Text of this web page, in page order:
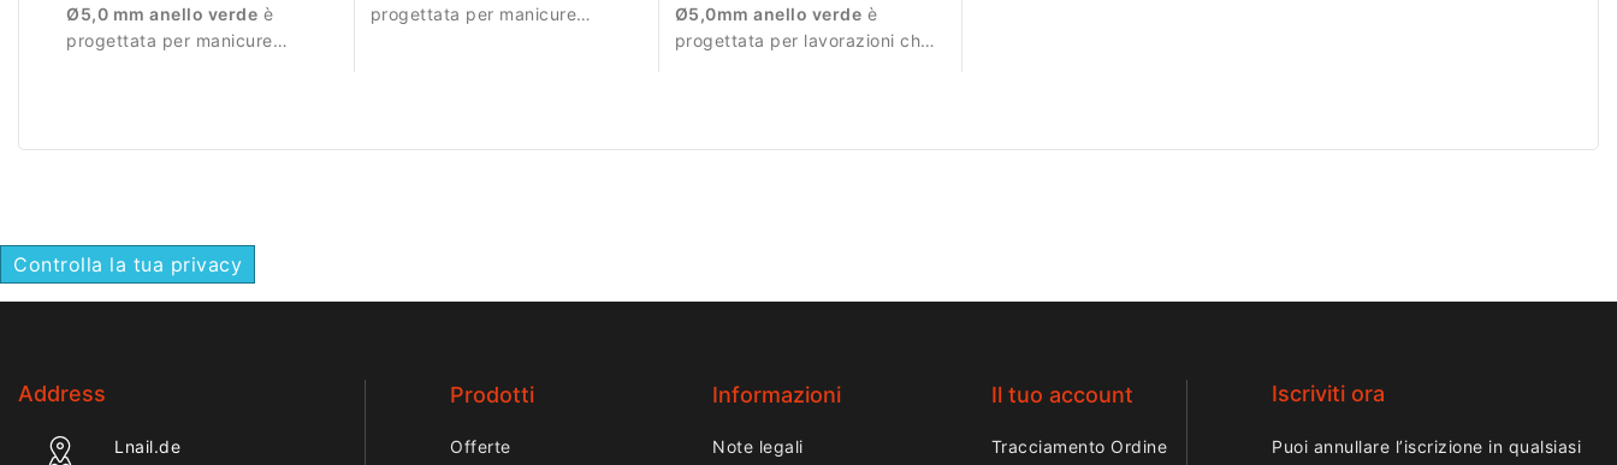
Ø5,0 mm anello verde è
progettata per manicure
progettata per manicure
Ø5,0mm anello verde è
progettata per lavorazioni che
Controlla la tua privacy
Address
Lnail.de
Prodotti
Offerte
Informazioni
Note legali
Il tuo account
Tracciamento Ordine
Iscriviti ora
Puoi annullare l’iscrizione in qualsiasi